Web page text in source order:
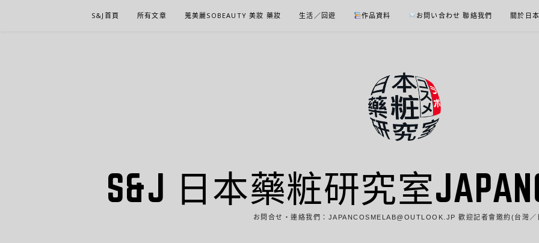
S&J首頁 所有文章 蒐美麗SOBEAUTY 美妝 藥妝 生活／回遊 作品資料 お問い合わせ 聯絡我們 關於日
S&J 日本藥粧研究室
お問合せ・連絡我們：JAPANCOSMELAB@OUTLOOK.JP 歡迎記者會邀約(台灣／